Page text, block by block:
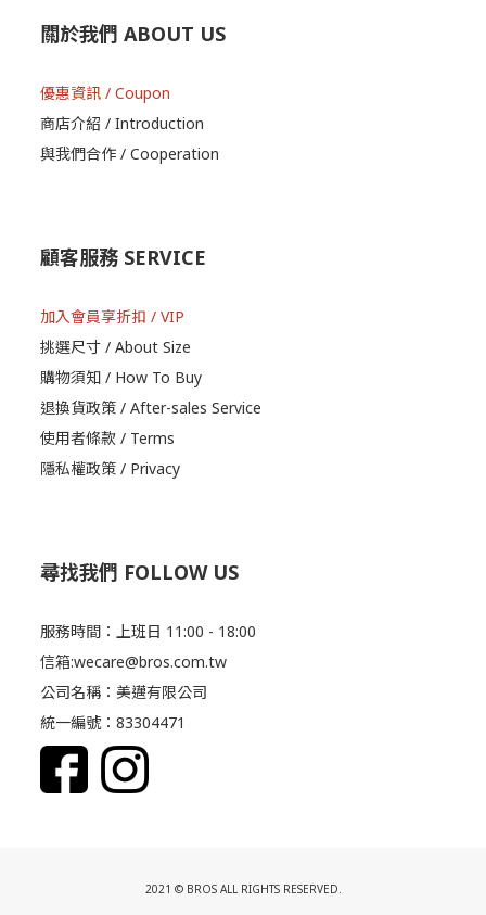
關於我們 ABOUT US
優惠資訊 / Coupon
商店介紹 / Introduction
與我們合作 / Cooperation
顧客服務 SERVICE
加入會員享折扣 / VIP
挑選尺寸 / About Size
購物須知 / How To Buy
退換貨政策 / After-sales Service
使用者條款 / Terms
隱私權政策 / Privacy
尋找我們 FOLLOW US
服務時間：上班日 11:00 - 18:00
信箱:wecare@bros.com.tw
公司名稱：美邁有限公司
統一編號：83304471
2021 © BROS ALL RIGHTS RESERVED.